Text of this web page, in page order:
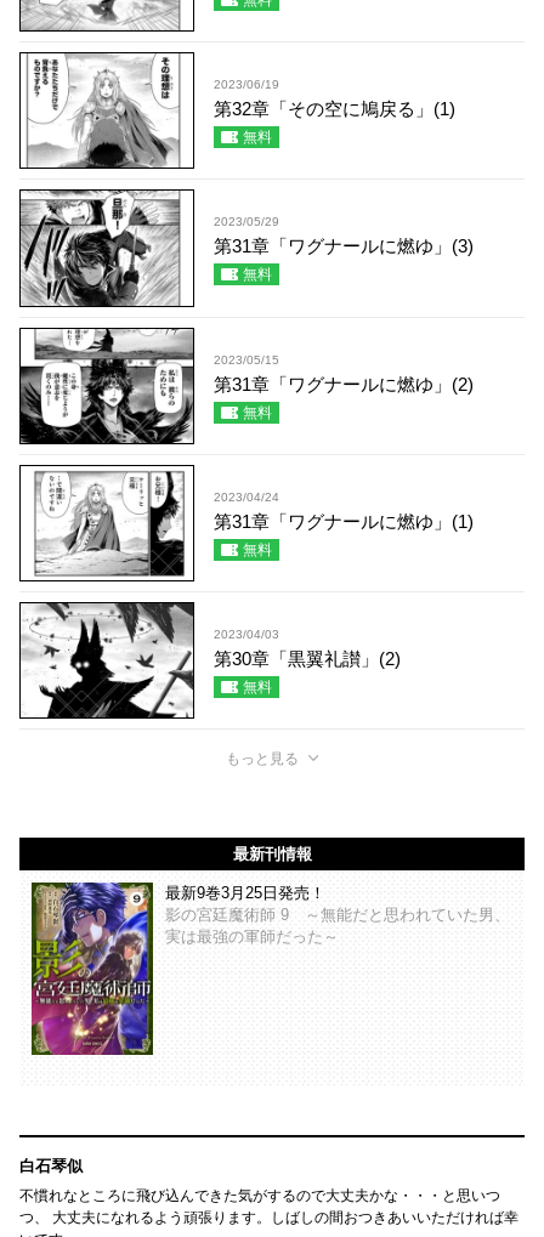
2023/06/19
第32章「その空に鳩戻る」(1)
無料
2023/05/29
第31章「ワグナールに燃ゆ」(3)
無料
2023/05/15
第31章「ワグナールに燃ゆ」(2)
無料
2023/04/24
第31章「ワグナールに燃ゆ」(1)
無料
2023/04/03
第30章「黒翼礼讃」(2)
無料
もっと見る
最新刊情報
最新9巻3月25日発売！
影の宮廷魔術師 9 ～無能だと思われていた男、
実は最強の軍師だった～
白石琴似
不慣れなところに飛び込んできた気がするので大丈夫かな・・・と思いつ
つ、 大丈夫になれるよう頑張ります。しばしの間おつきあいいただければ幸